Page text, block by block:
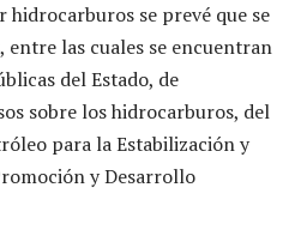
hidrocarburos se prevé que se
las cuales se encuentran
del Estado, de
sobre los hidrocarburos, del
para la Estabilización y
y Desarrollo